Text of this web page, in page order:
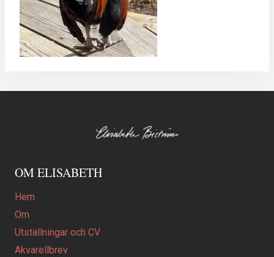
OM ELISABETH
Hem
Om
Utställningar och CV
Akvarellbrev